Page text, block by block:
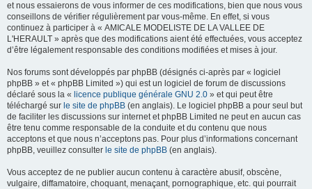
et nous essaierons de vous informer de ces modifications, bien que nous vous
conseillons de vérifier régulièrement par vous-même. En effet, si vous
continuez à participer à « AMICALE MODELISTE DE LA VALLEE DE
L'HERAULT » après que des modifications aient été effectuées, vous acceptez
d’être légalement responsable des conditions modifiées et mises à jour.
Nos forums sont développés par phpBB (désignés ci-après par « logiciel
phpBB » et « phpBB Limited ») qui est un logiciel de forum de discussions
déclaré sous la « licence publique générale GNU 2.0 » et qui peut être
téléchargé sur le site de phpBB (en anglais). Le logiciel phpBB a pour seul but
de faciliter les discussions sur internet et phpBB Limited ne peut en aucun cas
être tenu comme responsable de la conduite et du contenu que nous
acceptons et que nous n’acceptons pas. Pour plus d’informations concernant
phpBB, veuillez consulter le site de phpBB (en anglais).
Vous acceptez de ne publier aucun contenu à caractère abusif, obscène,
vulgaire, diffamatoire, choquant, menaçant, pornographique, etc. qui pourrait